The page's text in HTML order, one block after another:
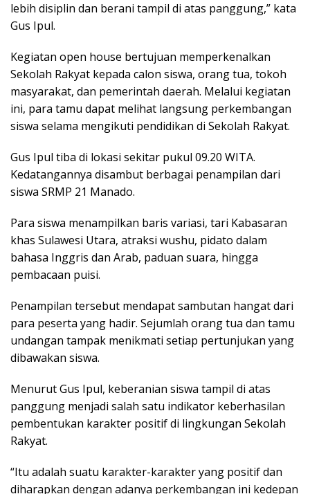
lebih disiplin dan berani tampil di atas panggung,” kata
Gus Ipul.
Kegiatan open house bertujuan memperkenalkan
Sekolah Rakyat kepada calon siswa, orang tua, tokoh
masyarakat, dan pemerintah daerah. Melalui kegiatan
ini, para tamu dapat melihat langsung perkembangan
siswa selama mengikuti pendidikan di Sekolah Rakyat.
Gus Ipul tiba di lokasi sekitar pukul 09.20 WITA.
Kedatangannya disambut berbagai penampilan dari
siswa SRMP 21 Manado.
Para siswa menampilkan baris variasi, tari Kabasaran
khas Sulawesi Utara, atraksi wushu, pidato dalam
bahasa Inggris dan Arab, paduan suara, hingga
pembacaan puisi.
Penampilan tersebut mendapat sambutan hangat dari
para peserta yang hadir. Sejumlah orang tua dan tamu
undangan tampak menikmati setiap pertunjukan yang
dibawakan siswa.
Menurut Gus Ipul, keberanian siswa tampil di atas
panggung menjadi salah satu indikator keberhasilan
pembentukan karakter positif di lingkungan Sekolah
Rakyat.
“Itu adalah suatu karakter-karakter yang positif dan
diharapkan dengan adanya perkembangan ini kedepan